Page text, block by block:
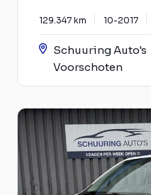
129.347 km 10-2017
Schuuring Auto's
Voorschoten